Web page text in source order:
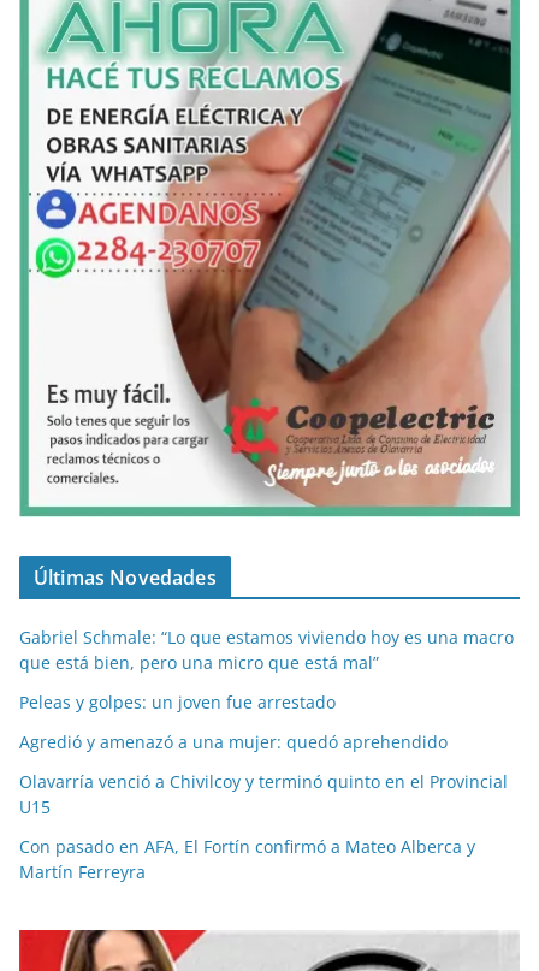
Últimas Novedades
Gabriel Schmale: “Lo que estamos viviendo hoy es una macro
que está bien, pero una micro que está mal”
Peleas y golpes: un joven fue arrestado
Agredió y amenazó a una mujer: quedó aprehendido
Olavarría venció a Chivilcoy y terminó quinto en el Provincial
U15
Con pasado en AFA, El Fortín confirmó a Mateo Alberca y
Martín Ferreyra